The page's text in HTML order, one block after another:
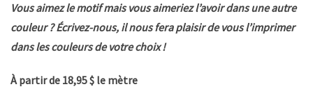
Vous aimez le motif mais vous aimeriez l’avoir dans une autre
couleur ? Écrivez-nous, il nous fera plaisir de vous l’imprimer
dans les couleurs de votre choix !
À partir de 18,95 $ le mètre